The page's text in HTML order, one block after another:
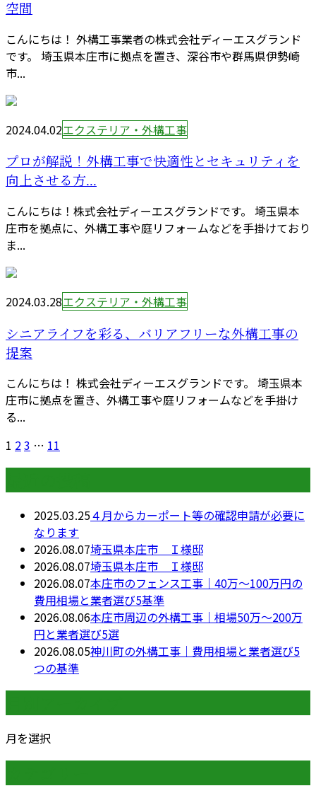
空間
こんにちは！ 外構工事業者の株式会社ディーエスグランド
です。 埼玉県本庄市に拠点を置き、深谷市や群馬県伊勢崎
市...
2024.04.02エクステリア・外構工事
プロが解説！外構工事で快適性とセキュリティを
向上させる方...
こんにちは！株式会社ディーエスグランドです。 埼玉県本
庄市を拠点に、外構工事や庭リフォームなどを手掛けており
ま...
2024.03.28エクステリア・外構工事
シニアライフを彩る、バリアフリーな外構工事の
提案
こんにちは！ 株式会社ディーエスグランドです。 埼玉県本
庄市に拠点を置き、外構工事や庭リフォームなどを手掛け
る...
1 23 … 11
2025.03.25４月からカーポート等の確認申請が必要に
なります
2026.08.07埼玉県本庄市 Ｉ様邸
2026.08.07埼玉県本庄市 Ｉ様邸
2026.08.07本庄市のフェンス工事｜40万〜100万円の
費用相場と業者選び5基準
2026.08.06本庄市周辺の外構工事｜相場50万〜200万
円と業者選び5選
2026.08.05神川町の外構工事｜費用相場と業者選び5
つの基準
月を選択